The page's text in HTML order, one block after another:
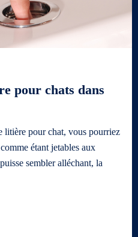
pour chats dans
litière pour chat, vous pourriez
étant jetables aux
sembler alléchant, la